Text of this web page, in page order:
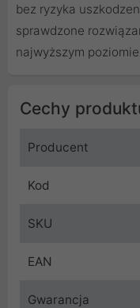
bez ryzyka
sprawdzone
najwyższym poziomie.
Cechy
Producent
Kod
SKU
EAN
Gwarancja